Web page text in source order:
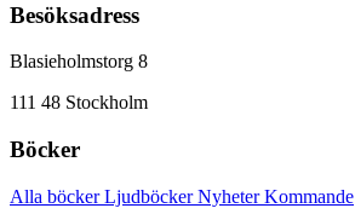
Besöksadress
Blasieholmstorg 8
111 48 Stockholm
Böcker
Alla böckerLjudböckerNyheterKommande